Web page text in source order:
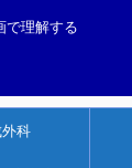
で理解する
科